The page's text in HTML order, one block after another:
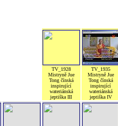
TV_1928
Mistryně Jue
Tong čínská
inspirující
wateriánská
jeptiška III
TV_1935
Mistryně Jue
Tong čínská
inspirující
wateriánská
jeptiška IV